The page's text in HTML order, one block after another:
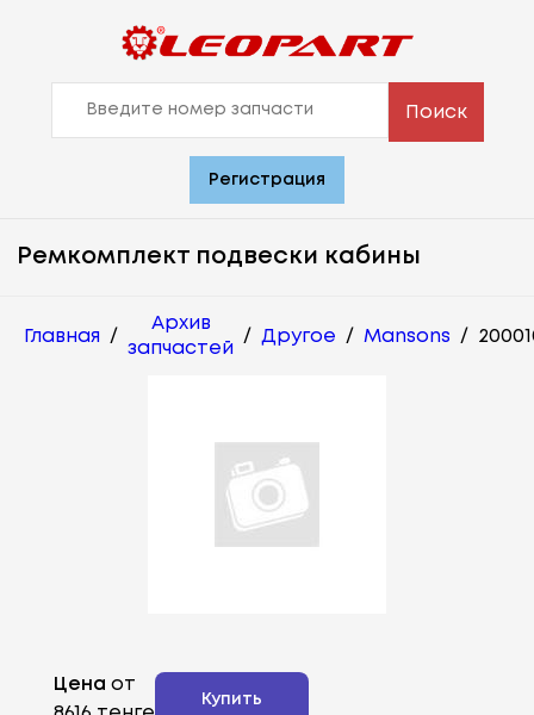
Поиск
Регистрация
Ремкомплект подвески кабины
Главная /
Архив
запчастей
/ Другое / Mansons /
Цена от
Купить